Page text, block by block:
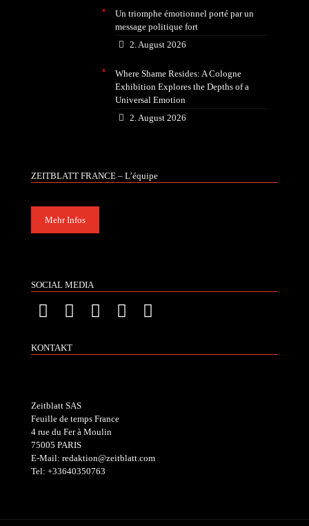
Un triomphe émotionnel porté par un
message politique fort
2. August 2026
Where Shame Resides: A Cologne
Exhibition Explores the Depths of a
Universal Emotion
2. August 2026
ZEITBLATT FRANCE – L’équipe
Mehr Infos
SOCIAL MEDIA
KONTAKT
Zeitblatt SAS
Feuille de temps France
4 rue du Fer à Moulin
75005 PARIS
E-Mail: redaktion@zeitblatt.com
Tel: +33640350763